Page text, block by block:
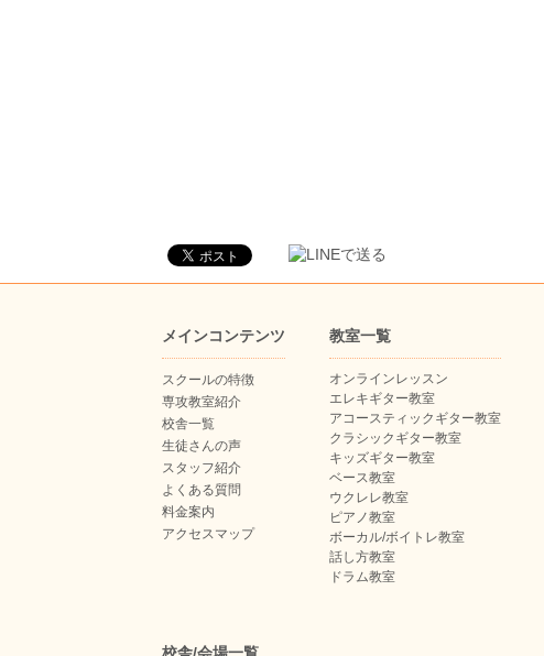
メインコンテンツ
スクールの特徴
専攻教室紹介
校舎一覧
生徒さんの声
スタッフ紹介
よくある質問
料金案内
アクセスマップ
教室一覧
オンラインレッスン
エレキギター教室
アコースティックギター教室
クラシックギター教室
キッズギター教室
ベース教室
ウクレレ教室
ピアノ教室
ボーカル/ボイトレ教室
話し方教室
ドラム教室